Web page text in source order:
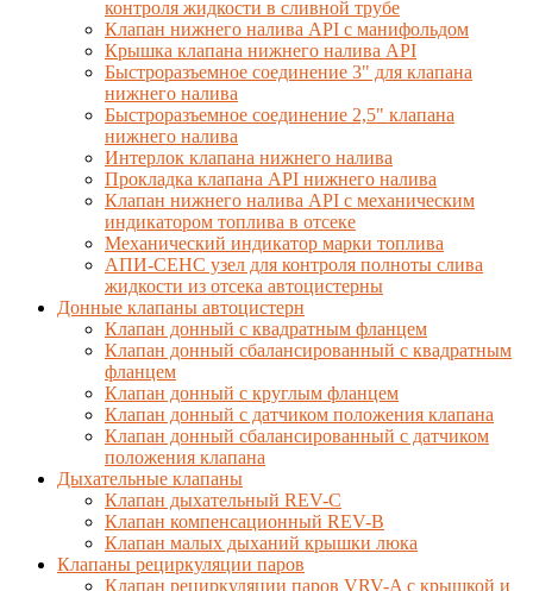
контроля жидкости в сливной трубе
Клапан нижнего налива API с манифольдом
Крышка клапана нижнего налива API
Быстроразъемное соединение 3" для клапана
нижнего налива
Быстроразъемное соединение 2,5" клапана
нижнего налива
Интерлок клапана нижнего налива
Прокладка клапана API нижнего налива
Клапан нижнего налива API с механическим
индикатором топлива в отсеке
Механический индикатор марки топлива
АПИ-СЕНС узел для контроля полноты слива
жидкости из отсека автоцистерны
Донные клапаны автоцистерн
Клапан донный с квадратным фланцем
Клапан донный сбалансированный с квадратным
фланцем
Клапан донный с круглым фланцем
Клапан донный с датчиком положения клапана
Клапан донный сбалансированный с датчиком
положения клапана
Дыхательные клапаны
Клапан дыхательный REV-C
Клапан компенсационный REV-B
Клапан малых дыханий крышки люка
Клапаны рециркуляции паров
Клапан рециркуляции паров VRV-A с крышкой и